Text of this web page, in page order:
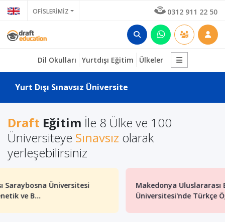
OFİSLERİMİZ 0312 911 22 50
Dil Okulları Yurtdışı Eğitim Ülkeler
Yurt Dışı Sınavsız Üniversite
Draft Eğitim İle 8 Ülke ve 100
Üniversiteye Sınavsız olarak
yerleşebilirsiniz
Makedonya Uluslararası Balkan
Üniversitesi'nde Türkçe Öğretm...